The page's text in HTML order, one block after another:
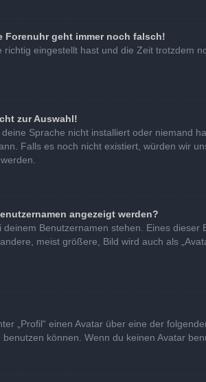
Forenuhr geht immer noch falsch!
eingestellt hast und die Zeit trotzdem
zur Auswahl!
Sprache nicht installiert oder niemand
Falls es noch nicht existiert, würden wir
angezeigt werden?
Benutzernamen stehen. Eines
meist größere, Bild wird auch als
„Profil“ einen Avatar über eine der
können. Wenn du keinen Avatar